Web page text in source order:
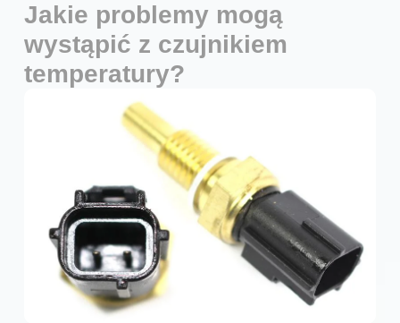
Jakie problemy mogą
wystąpić z czujnikiem
temperatury?